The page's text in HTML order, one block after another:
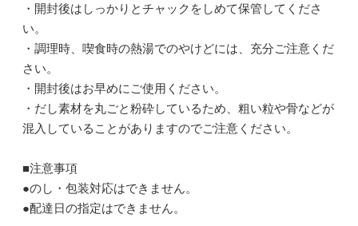
・開封後はしっかりとチャックをしめて保管してくださ
い。
・調理時、喫食時の熱湯でのやけどには、充分ご注意くだ
さい。
・開封後はお早めにご使用ください。
・だし素材を丸ごと粉砕しているため、粗い粒や骨などが
混入していることがありますのでご注意ください。
■注意事項
●のし・包装対応はできません。
●配達日の指定はできません。